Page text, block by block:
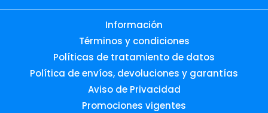
Información
Términos y condiciones
Políticas de tratamiento de datos
Política de envíos, devoluciones y garantías
Aviso de Privacidad
Promociones vigentes